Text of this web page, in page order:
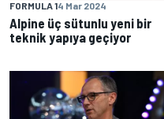
FORMULA 14 Mar 2024
Alpine üç sütunlu yeni bir
teknik yapıya geçiyor